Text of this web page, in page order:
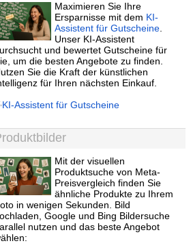
Maximieren Sie Ihre
Ersparnisse mit dem KI-
Assistent für Gutscheine
Unser KI-Assistent
und bewertet Gutscheine für
um die besten Angebote zu finden.
Sie die Kraft der künstlichen
für Ihren nächsten Einkauf.
KI-Assistent für Gutscheine
Mit der visuellen
Produktsuche von Meta-
Preisvergleich finden Sie
ähnliche Produkte zu Ihrem
in wenigen Sekunden. Bild
Google und Bing Bildersuche
nutzen und das beste Angebot